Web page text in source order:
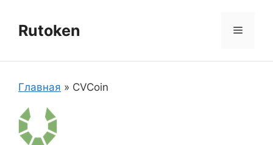
содержимому
Rutoken Меню
Главная » CVCoin